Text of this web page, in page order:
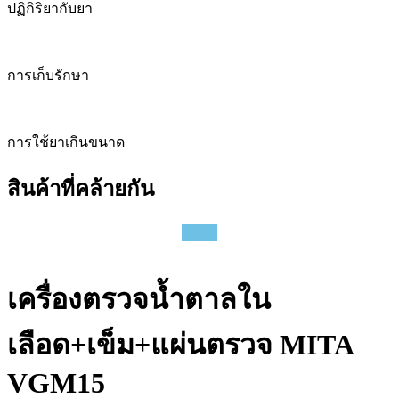
ปฏิกิริยากับยา
การเก็บรักษา
การใช้ยาเกินขนาด
สินค้าที่คล้ายกัน
เครื่องตรวจน้ำตาลใน
เลือด+เข็ม+แผ่นตรวจ MITA
VGM15